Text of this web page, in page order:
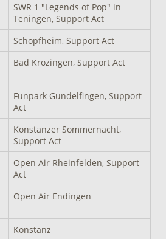
SWR 1 "Legends of Pop" in
Teningen, Support Act
Schopfheim, Support Act
Bad Krozingen, Support Act
Funpark Gundelfingen, Support
Act
Konstanzer Sommernacht,
Support Act
Open Air Rheinfelden, Support
Act
Open Air Endingen
Konstanz